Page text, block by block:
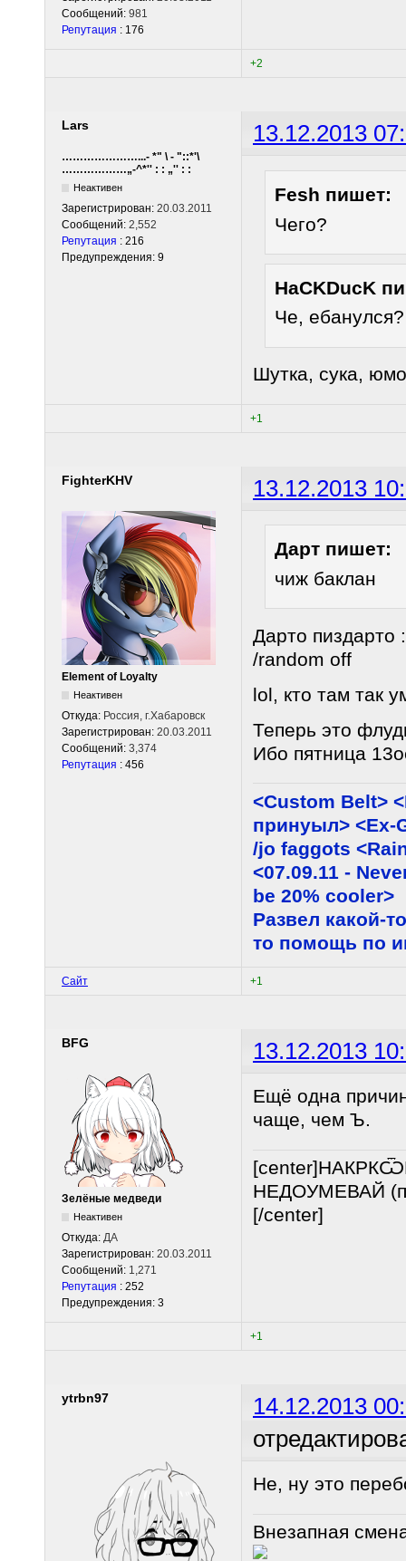
Сообщений: 981
Репутация : 176
+2
Lars 13.12.2013
…………………...- *" \ - "::*'\
………………„-^*'' : : „'' : :
Неактивен
Зарегистрирован: 20.03.2011
Сообщений: 2,552
Репутация : 216
Предупреждения: 9
Fesh пишет:
Чего?
HaCKDucK
Че,
Шутка, сука,
+1
FighterKHV 13.12.2013
Element of Loyalty
Неактивен
Откуда: Россия, г.Хабаровск
Зарегистрирован: 20.03.2011
Сообщений: 3,374
Репутация : 456
Дарт пишет:
чиж баклан
Дарто пиздарто
/random off
lol, кто там так
Теперь это
Ибо пятница
<Custom Belt>
принуыл> <Ex-
/jo faggots
<07.09.11 -
be 20% cooler>
Развел какой-
то помощь по
Сайт +1
BFG 13.12.2013
Зелёные медведи
Неактивен
Откуда: ДА
Зарегистрирован: 20.03.2011
Сообщений: 1,271
Репутация : 252
Предупреждения: 3
Ещё одна
чаще, чем Ъ.
НЕДОУМЕВАЙ
[/center]
+1
ytrbn97
14.12.2013
Не, ну это
Внезапная